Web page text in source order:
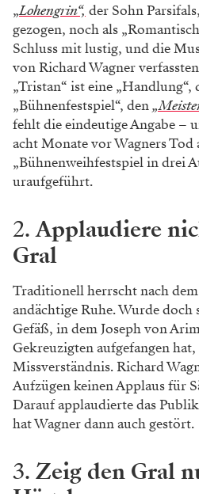
„Lohengrin“, der Sohn
gezogen, noch als
Schluss mit lustig, und die
von Richard Wagner
„Tristan“ ist eine „Handlung“,
„Bühnenfestspiel“, den
fehlt die eindeutige Angabe –
acht Monate vor Wagners Tod
„Bühnenweihfestspiel in drei
uraufgeführt.
2.Applaudiere
Gral
Traditionell herrscht nach
andächtige Ruhe. Wurde doch
Gefäß, in dem Joseph von
Gekreuzigten aufgefangen
Missverständnis. Richard
Aufzügen keinen Applaus für
Darauf applaudierte das
hat Wagner dann auch gestört.
3. Zeig den Gral